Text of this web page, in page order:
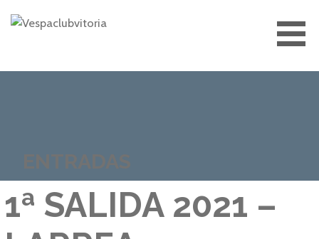
1ª SALIDA 2021 –